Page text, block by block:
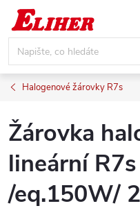
Přejít
obsah
Halogenové žárovky R7s
Žárovka
lineární
/eq.150W/